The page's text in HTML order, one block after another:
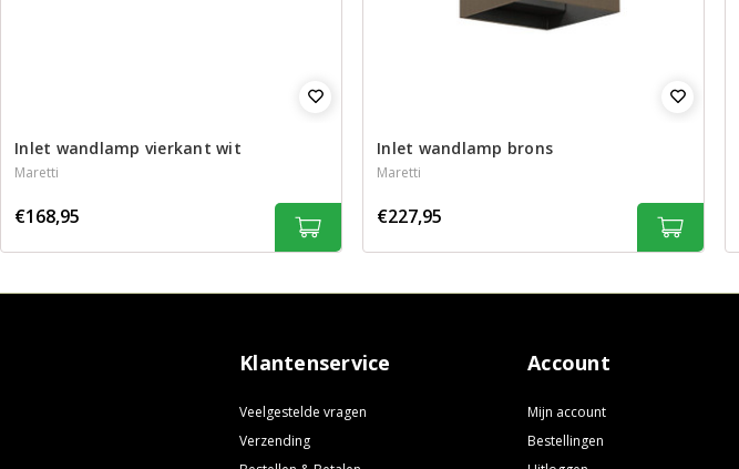
Inlet wandlamp vierkant wit
Maretti
€168,95
Inlet wandlamp brons
Maretti
€227,95
Klantenservice
Veelgestelde vragen
Verzending
Account
Mijn account
Bestellingen